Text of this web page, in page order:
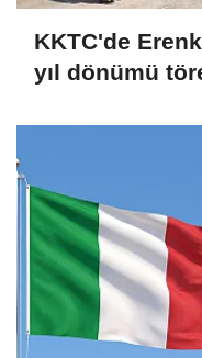
KKTC'de
yıl dönümü